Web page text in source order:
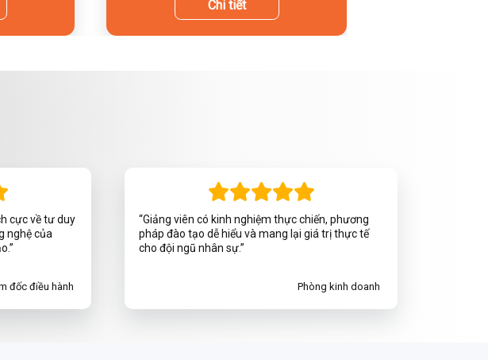
Chi tiết
cực về tư duy
nghệ của
đốc điều hành
“Giảng viên có kinh nghiệm thực chiến, phương
pháp đào tạo dễ hiểu và mang lại giá trị thực tế
cho đội ngũ nhân sự.”
Phòng kinh doanh